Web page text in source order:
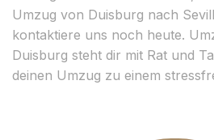
Umzug von Duisburg nach
kontaktiere uns noch heute.
Duisburg steht dir mit Rat und
deinen Umzug zu einem